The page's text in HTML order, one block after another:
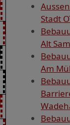
Stadt
Alt
Am